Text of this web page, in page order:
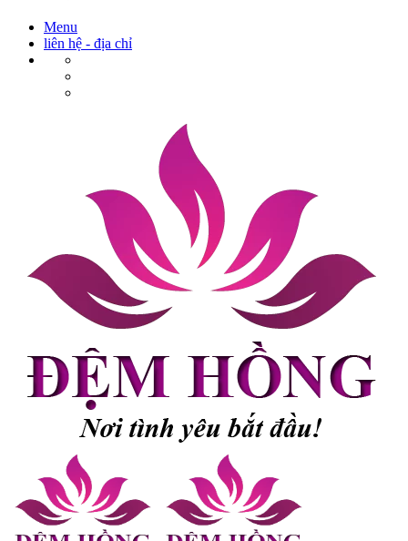
Menu
liên hệ - địa chỉ